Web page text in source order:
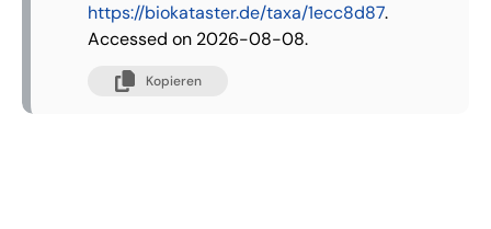
https://biokataster.de/taxa/1ecc8d87.
Accessed on 2026-08-08.
Kopieren